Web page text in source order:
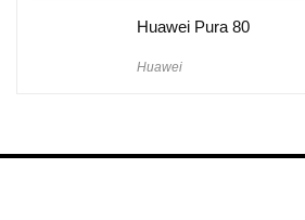
Huawei Pura 80
Huawei